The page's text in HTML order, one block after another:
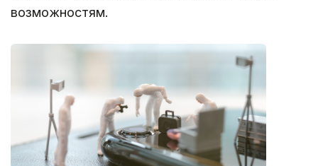
возможностям.